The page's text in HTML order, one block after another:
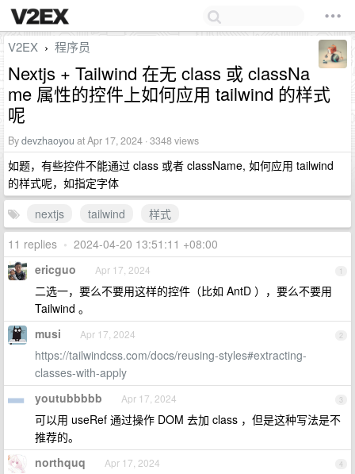
V2EX › 程序员
Nextjs + Tailwind 在无 class 或 classNa
me 属性的控件上如何应用 tailwind 的样式
呢
Bydevzhaoyou at Apr 17, 2024 · 3348 views
如题，有些控件不能通过 class 或者 className, 如何应用 tailwind
的样式呢，如指定字体
nextjs
tailwind
样式
11 replies • 2024-04-20 13:51:11 +08:00
1
ericguo Apr 17, 2024
二选一，要么不要用这样的控件（比如 AntD ），要么不要用
Tailwind 。
2
musi Apr 17, 2024
https://tailwindcss.com/docs/reusing-styles#extracting-
classes-with-apply
3
youtubbbbb Apr 17, 2024
可以用 useRef 通过操作 DOM 去加 class ，但是这种写法是不
推荐的。
4
northquq Apr 17, 2024